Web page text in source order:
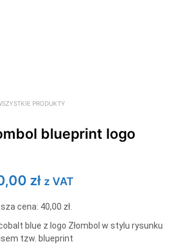
PRODUKTY
blueprint logo
zł.
złAktualna
cena
wynosi:
40,00 zł.
z VAT
cena: 40,00 zł
blue z logo Złombol w stylu rysunku
tzw. blueprint